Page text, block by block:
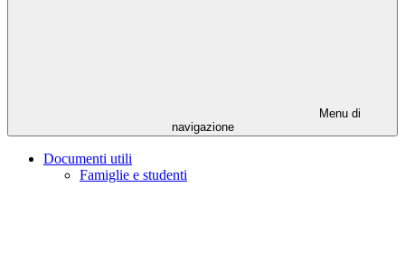
Menu di
navigazione
Documenti utili
Famiglie e studenti